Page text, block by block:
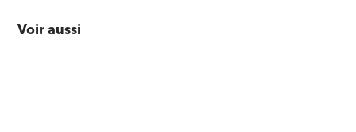
Voir aussi